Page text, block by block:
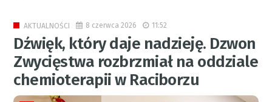
AKTUALNOŚCI 8 czerwca 2026 11:52
Dźwięk, który daje nadzieję. Dzwon
Zwycięstwa rozbrzmiał na oddziale
chemioterapii w Raciborzu